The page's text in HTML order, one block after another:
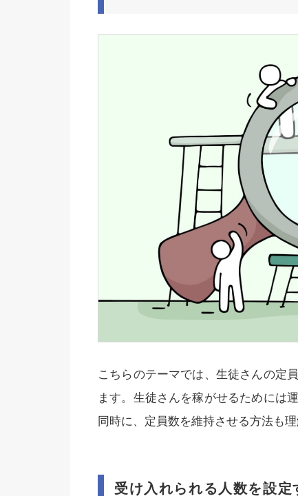
こちらのテーマでは、生徒さんの定
ます。生徒さんを稼がせるためには
同時に、定員数を維持させる方法も
受け入れられる人数を設定